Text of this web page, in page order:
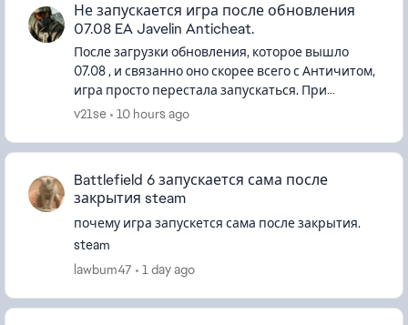
Не запускается игра после обновления
07.08 EA Javelin Anticheat.
После загрузки обновления, которое вышло
07.08 , и связанно оно скорее всего с Античитом,
игра просто перестала запускаться. При
попытке запустить, выходит окно с запуском EA
v21se 10 hours ago
Battlefield 6 запускается сама после
закрытия steam
почему игра запускется сама после закрытия.
steam
lawbum47
1 day ago